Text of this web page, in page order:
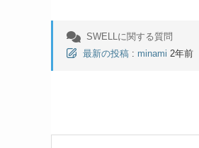
SWELLに関する質問
最新の投稿 : minami 2年前